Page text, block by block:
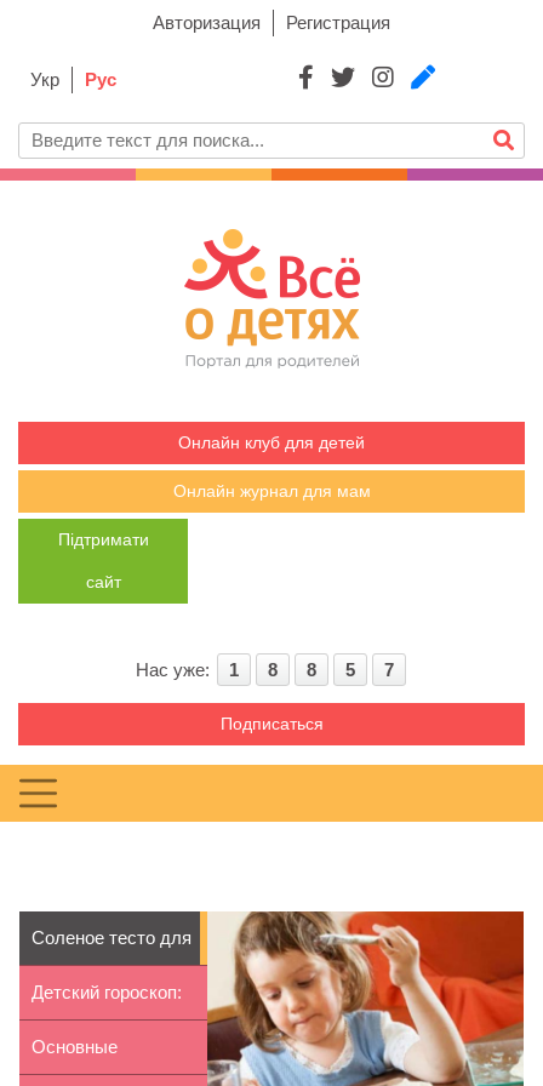
Авторизация Регистрация
Укр Рус
Онлайн клуб для детей
Онлайн журнал для мам
Підтримати
сайт
Нас уже: 1 8 8 5 7
Подписаться
Соленое тесто для
детского твор...
Детский гороскоп:
дети и животные
Основные